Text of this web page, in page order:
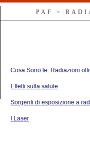
PAF >
Cosa Sono le Radiazioni
Effetti sulla salute
Sorgenti di esposizione a
I Laser